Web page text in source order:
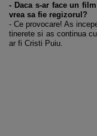
- Daca s-ar face un
vrea sa fie regizorul?
- Ce provocare! As
tinerete si as continua
ar fi Cristi Puiu.